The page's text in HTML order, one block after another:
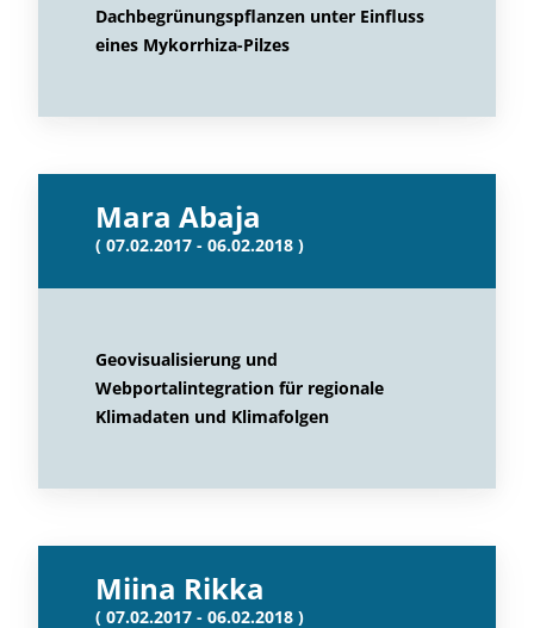
Dachbegrünungspflanzen unter Einfluss
eines Mykorrhiza-Pilzes
Mara Abaja
( 07.02.2017 - 06.02.2018 )
Geovisualisierung und
Webportalintegration für regionale
Klimadaten und Klimafolgen
Miina Rikka
( 07.02.2017 - 06.02.2018 )